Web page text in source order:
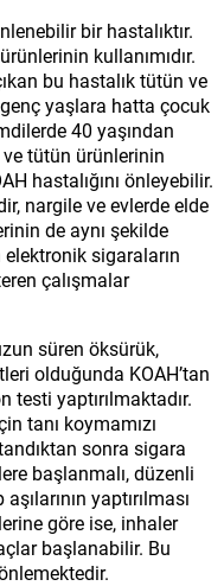
bir hastalıktır.
kullanımıdır.
bu hastalık tütün ve
yaşlara hatta çocuk
40 yaşından
tütün ürünlerinin
hastalığını önleyebilir.
nargile ve evlerde elde
de aynı şekilde
sigaraların
çalışmalar
süren öksürük,
olduğunda KOAH’tan
yaptırılmaktadır.
tanı koymamızı
sonra sigara
başlanmalı, düzenli
yaptırılması
göre ise, inhaler
başlanabilir. Bu